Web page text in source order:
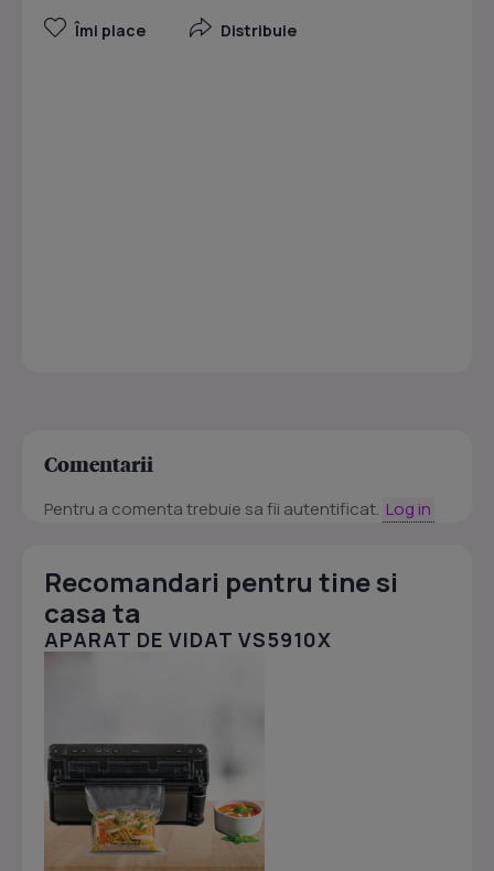
Îmi place Distribuie
Comentarii
Pentru a comenta trebuie sa fii autentificat. Log in
Recomandari pentru tine si
casa ta
APARAT DE VIDAT VS5910X